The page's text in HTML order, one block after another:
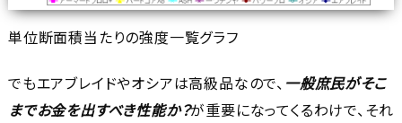
単位断面積当たりの強度一覧グラフ
でもエアブレイドやオシアは高級品なので、 一般庶民がそこ
までお金を出すべき性能か？が重要になってくるわけで、それ